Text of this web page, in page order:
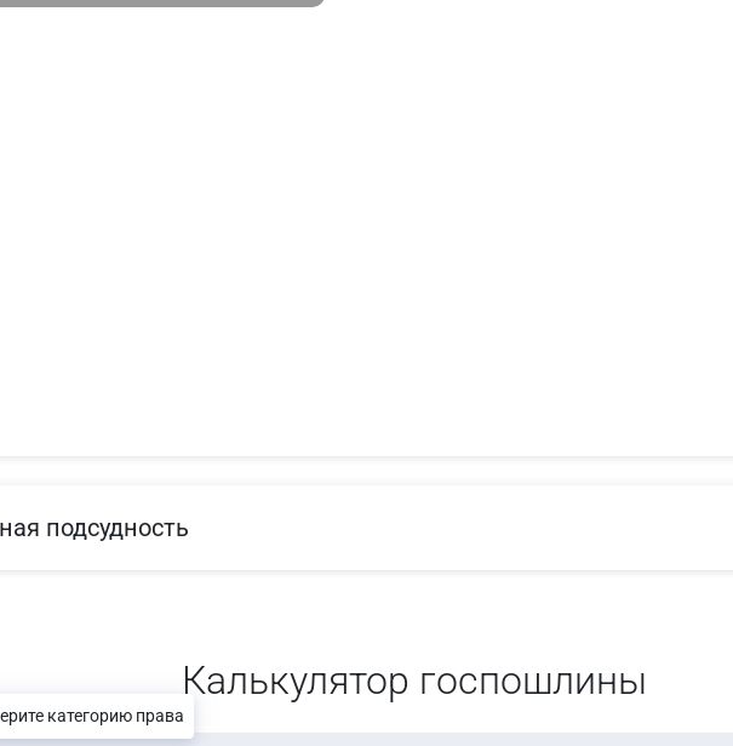
подсудность
Калькулятор госпошлины
категорию права